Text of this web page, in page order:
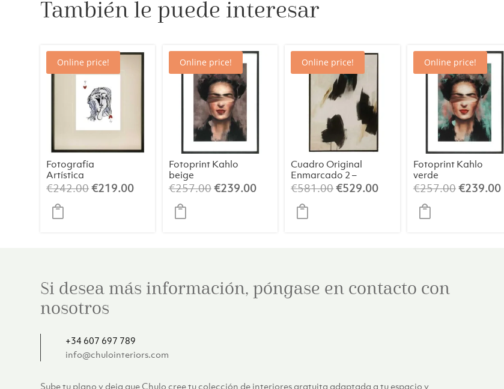
También le puede interesar
Online price!
Fotografía
Artística
Mujeres
Jugando a las
Cartas de
Picasso – 9 de
€242.00El
€219.00El
Online price!
Fotoprint Kahlo
beige
€257.00El
€239.00El
Online price!
Cuadro Original
Enmarcado 2 –
Arte Abstracto
(84×124 cm)
€581.00El
€529.00El
Online price!
Fotoprint Kahlo
verde
€257.00El
€239.00El
Si desea más información, póngase en contacto con
nosotros
+34 607 697 789
info@chulointeriors.com
Sube tu plano y deja que Chulo cree tu colección de interiores gratuita adaptada a tu espacio y